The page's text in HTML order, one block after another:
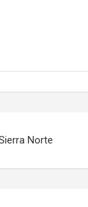
Norte